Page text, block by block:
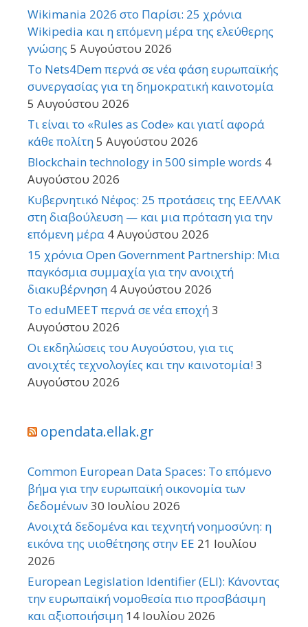
Wikimania 2026 στο Παρίσι: 25 χρόνια
Wikipedia και η επόμενη μέρα της ελεύθερης
γνώσης 5 Αυγούστου 2026
Το Nets4Dem περνά σε νέα φάση ευρωπαϊκής
συνεργασίας για τη δημοκρατική καινοτομία
5 Αυγούστου 2026
Τι είναι το «Rules as Code» και γιατί αφορά
κάθε πολίτη5 Αυγούστου 2026
Blockchain technology in 500 simple words 4
Αυγούστου 2026
Κυβερνητικό Νέφος: 25 προτάσεις της ΕΕΛΛΑΚ
στη διαβούλευση — και μια πρόταση για την
επόμενη μέρα 4 Αυγούστου 2026
15 χρόνια Open Government Partnership: Μια
παγκόσμια συμμαχία για την ανοιχτή
διακυβέρνηση 4 Αυγούστου 2026
Το eduMEET περνά σε νέα εποχή3
Αυγούστου 2026
Οι εκδηλώσεις του Αυγούστου, για τις
ανοιχτές τεχνολογίες και την καινοτομία!3
Αυγούστου 2026
opendata.ellak.gr
Common European Data Spaces: Το επόμενο
βήμα για την ευρωπαϊκή οικονομία των
δεδομένων 30 Ιουλίου 2026
Ανοιχτά δεδομένα και τεχνητή νοημοσύνη: η
εικόνα της υιοθέτησης στην ΕΕ 21 Ιουλίου
2026
European Legislation Identifier (ELI): Κάνοντας
την ευρωπαϊκή νομοθεσία πιο προσβάσιμη
και αξιοποιήσιμη 14 Ιουλίου 2026